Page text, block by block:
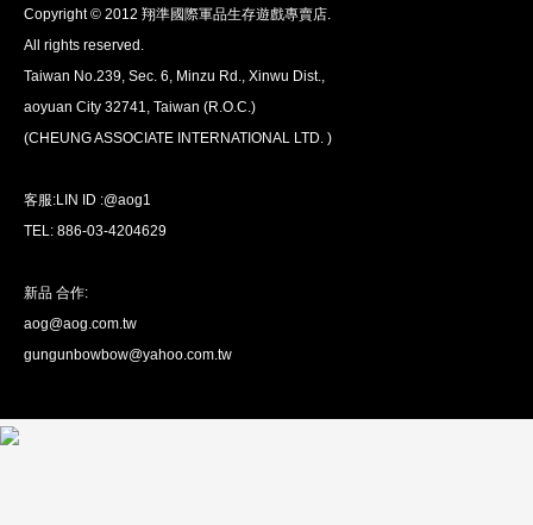
安心購買
我們將運送至全球
Copyright © 2012 翔準國際軍品生存遊戲專賣店.
All rights reserved.
Taiwan No.239, Sec. 6, Minzu Rd., Xinwu Dist.,
aoyuan City 32741, Taiwan (R.O.C.)
(CHEUNG ASSOCIATE INTERNATIONAL LTD. )
客服:LIN ID :@aog1
TEL: 886-03-4204629
新品 合作:
aog@aog.com.tw
gungunbowbow@yahoo.com.tw